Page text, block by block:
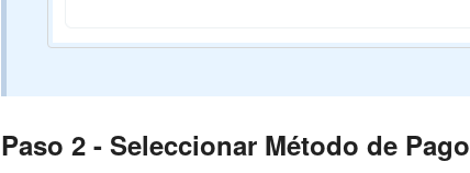
Paso 2 - Seleccionar Método de Pago